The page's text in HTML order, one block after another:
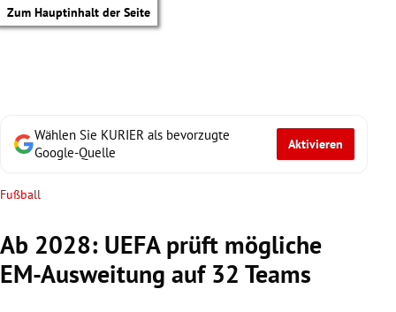
Zum Hauptinhalt der Seite
Wählen Sie KURIER als bevorzugte
Google-Quelle
Aktivieren
Fußball
Ab 2028: UEFA prüft mögliche
EM-Ausweitung auf 32 Teams